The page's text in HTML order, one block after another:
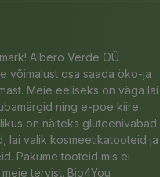
Albero Verde OÜ
võimalust osa saada öko-ja
Meie eeliseks on väga lai
ning e-poe kiire
on näiteks gluteenivabad
lai valik kosmeetikatooteid ja
Pakume tooteid mis ei
tervist. Bio4You